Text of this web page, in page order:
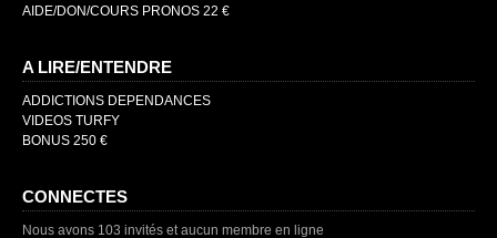
AIDE/DON/COURS PRONOS 22 €
A LIRE/ENTENDRE
ADDICTIONS DEPENDANCES
VIDEOS TURFY
BONUS 250 €
CONNECTES
Nous avons 103 invités et aucun membre en ligne